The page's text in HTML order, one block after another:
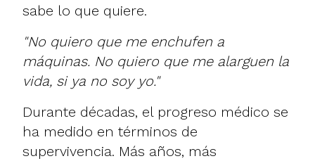
sabe lo que quiere.
"No quiero que me enchufen a
máquinas. No quiero que me alarguen la
vida, si ya no soy yo."
Durante décadas, el progreso médico se
ha medido en términos de
supervivencia. Más años, más